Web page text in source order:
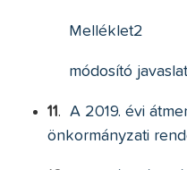
Melléklet2
módosító
11.
A 2019. évi
önkormányzati